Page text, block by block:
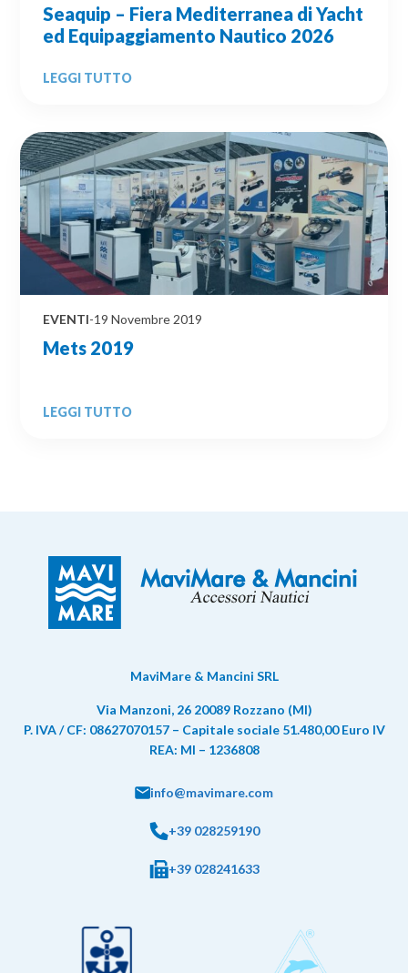
Seaquip – Fiera Mediterranea di Yacht
ed Equipaggiamento Nautico 2026
LEGGI TUTTO
EVENTI-19 Novembre 2019
Mets 2019
LEGGI TUTTO
MaviMare & Mancini SRL
Via Manzoni, 26 20089 Rozzano (MI)
P. IVA / CF: 08627070157 – Capitale sociale 51.480,00 Euro IV
REA: MI – 1236808
info@mavimare.com
+39 028259190
+39 028241633